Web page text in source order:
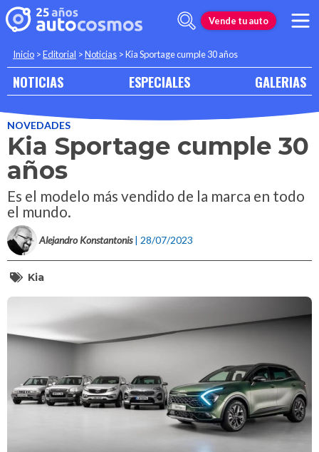
Vende tu auto
Inicio >Editorial >Noticias >Kia Sportage cumple 30 años
NOTICIAS ESPECIALES GALERIAS
NOVEDADES
Kia Sportage cumple 30
años
Es el modelo más vendido de la marca en todo
el mundo.
Alejandro Konstantonis | 28/07/2023
Kia